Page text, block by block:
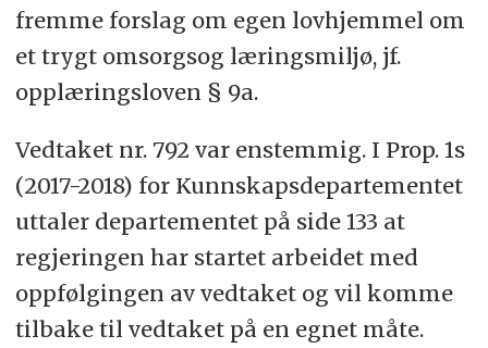
fremme forslag om egen lovhjemmel om
et trygt omsorgsog læringsmiljø, jf.
opplæringsloven § 9a.
Vedtaket nr. 792 var enstemmig. I Prop. 1s
(2017-2018) for Kunnskapsdepartementet
uttaler departementet på side 133 at
regjeringen har startet arbeidet med
oppfølgingen av vedtaket og vil komme
tilbake til vedtaket på en egnet måte.